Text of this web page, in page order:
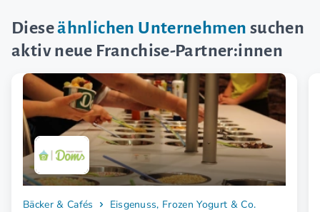
Dieseähnlichen Unternehmen suchen
aktiv neue Franchise-Partner:innen
Bäcker & Cafés Eisgenuss, Frozen Yogurt & Co.